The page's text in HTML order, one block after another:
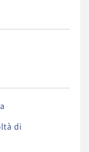
di